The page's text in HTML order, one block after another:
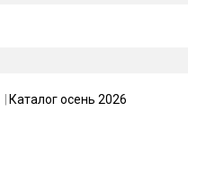
Каталог осень 2026